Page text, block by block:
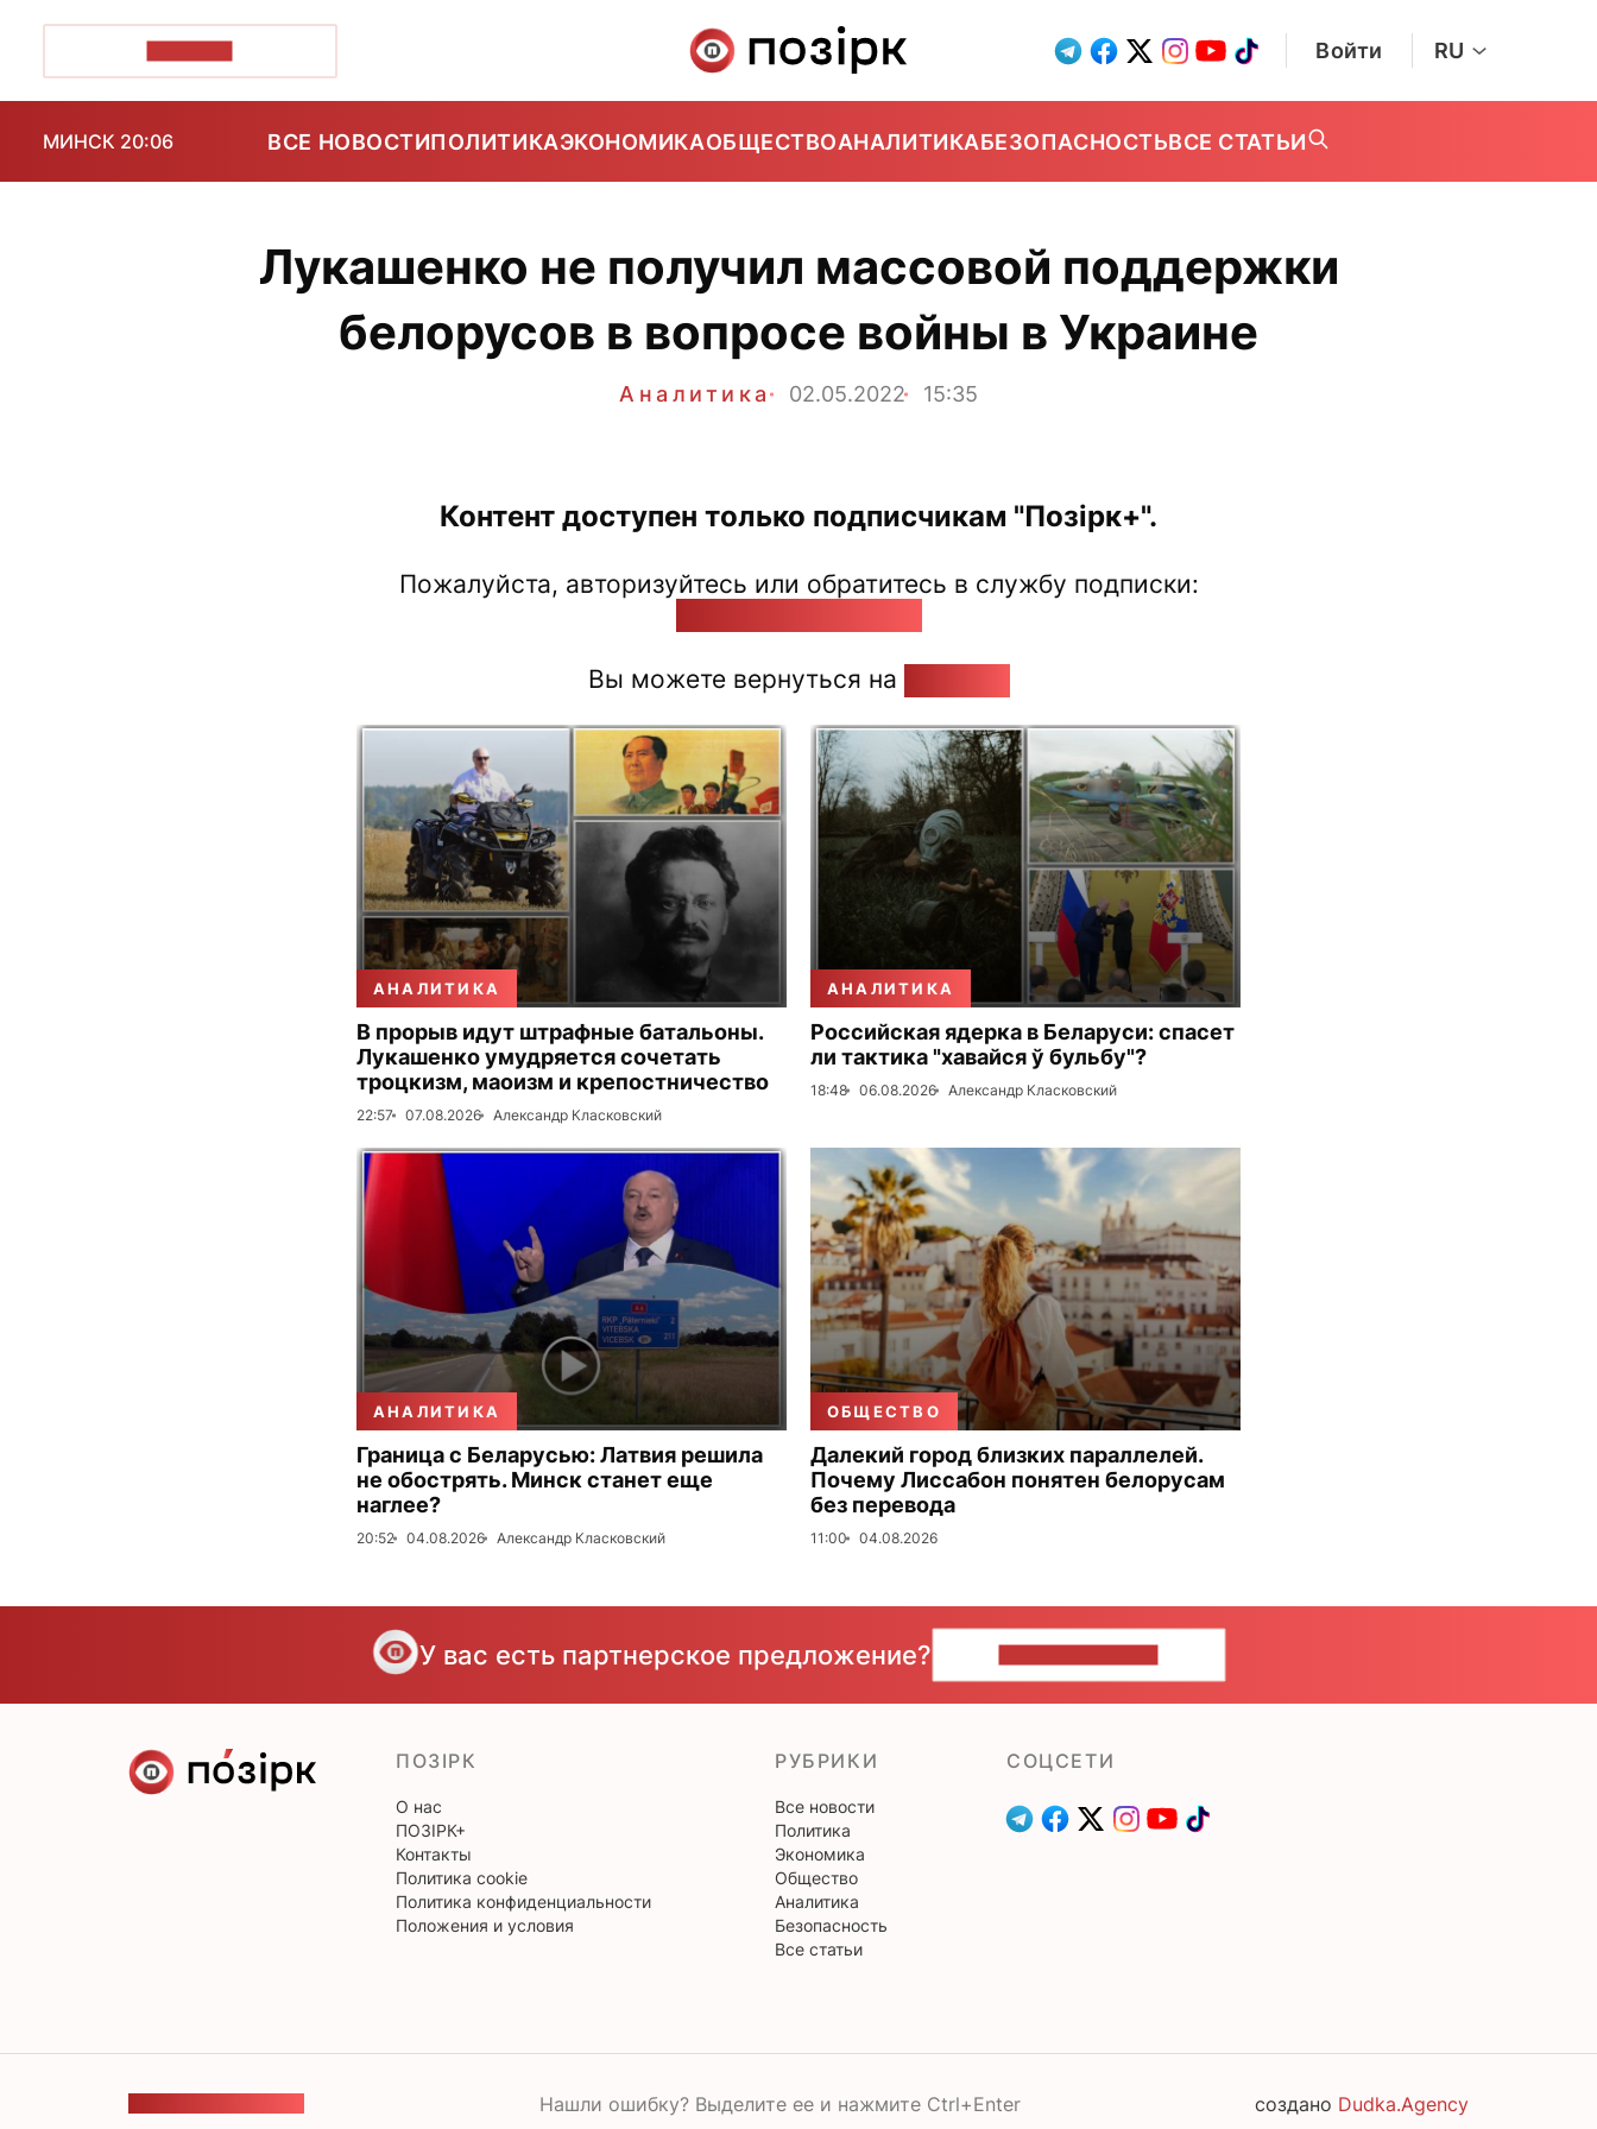
Войти RU
МИНСК 20:06 ВСЕ НОВОСТИПОЛИТИКАЭКОНОМИКАОБЩЕСТВОАНАЛИТИКАБЕЗОПАСНОСТЬВСЕ СТАТЬИ
Лукашенко не получил массовой поддержки
белорусов в вопросе войны в Украине
Аналитика 02.05.2022 15:35
Контент доступен только подписчикам "Позірк+".
Пожалуйста, авторизуйтесь или обратитесь в службу подписки:
Вы можете вернуться на
АНАЛИТИКА
В прорыв идут штрафные батальоны.
Лукашенко умудряется сочетать
троцкизм, маоизм и крепостничество
22:57 07.08.2026 Александр Класковский
АНАЛИТИКА
Российская ядерка в Беларуси: спасет
ли тактика "хавайся ў бульбу"?
18:48 06.08.2026 Александр Класковский
АНАЛИТИКА
Граница с Беларусью: Латвия решила
не обострять. Минск станет еще
наглее?
20:52 04.08.2026 Александр Класковский
ОБЩЕСТВО
Далекий город близких параллелей.
Почему Лиссабон понятен белорусам
без перевода
11:00 04.08.2026
У вас есть партнерское предложение?
ПОЗІРК
О нас
ПОЗІРК+
Контакты
Политика cookie
Политика конфиденциальности
Положения и условия
РУБРИКИ
Все новости
Политика
Экономика
Общество
Аналитика
Безопасность
Все статьи
CОЦСЕТИ
Нашли ошибку? Выделите ее и нажмите Ctrl+Enter создано Dudka.Agency